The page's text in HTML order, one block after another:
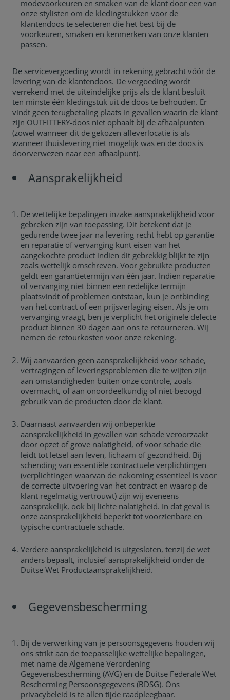
modevoorkeuren en smaken van de klant door een van
onze stylisten om de kledingstukken voor de
klantendoos te selecteren die het best bij de
voorkeuren, smaken en kenmerken van onze klanten
passen.
De servicevergoeding wordt in rekening gebracht vóór de
levering van de klantendoos. De vergoeding wordt
verrekend met de uiteindelijke prijs als de klant besluit
ten minste één kledingstuk uit de doos te behouden. Er
vindt geen terugbetaling plaats in gevallen waarin de klant
zijn OUTFITTERY-doos niet ophaalt bij de afhaalpunten
(zowel wanneer dit de gekozen afleverlocatie is als
wanneer thuislevering niet mogelijk was en de doos is
doorverwezen naar een afhaalpunt).
Aansprakelijkheid
De wettelijke bepalingen inzake aansprakelijkheid voor
gebreken zijn van toepassing. Dit betekent dat je
gedurende twee jaar na levering recht hebt op garantie
en reparatie of vervanging kunt eisen van het
aangekochte product indien dit gebrekkig blijkt te zijn
zoals wettelijk omschreven. Voor gebruikte producten
geldt een garantietermijn van één jaar. Indien reparatie
of vervanging niet binnen een redelijke termijn
plaatsvindt of problemen ontstaan, kun je ontbinding
van het contract of een prijsverlaging eisen. Als je om
vervanging vraagt, ben je verplicht het originele defecte
product binnen 30 dagen aan ons te retourneren. Wij
nemen de retourkosten voor onze rekening.
Wij aanvaarden geen aansprakelijkheid voor schade,
vertragingen of leveringsproblemen die te wijten zijn
aan omstandigheden buiten onze controle, zoals
overmacht, of aan onoordeelkundig of niet-beoogd
gebruik van de producten door de klant.
Daarnaast aanvaarden wij onbeperkte
aansprakelijkheid in gevallen van schade veroorzaakt
door opzet of grove nalatigheid, of voor schade die
leidt tot letsel aan leven, lichaam of gezondheid. Bij
schending van essentiële contractuele verplichtingen
(verplichtingen waarvan de nakoming essentieel is voor
de correcte uitvoering van het contract en waarop de
klant regelmatig vertrouwt) zijn wij eveneens
aansprakelijk, ook bij lichte nalatigheid. In dat geval is
onze aansprakelijkheid beperkt tot voorzienbare en
typische contractuele schade.
Verdere aansprakelijkheid is uitgesloten, tenzij de wet
anders bepaalt, inclusief aansprakelijkheid onder de
Duitse Wet Productaansprakelijkheid.
Gegevensbescherming
Bij de verwerking van je persoonsgegevens houden wij
ons strikt aan de toepasselijke wettelijke bepalingen,
met name de Algemene Verordening
Gegevensbescherming (AVG) en de Duitse Federale Wet
Bescherming Persoonsgegevens (BDSG). Ons
privacybeleid is te allen tijde raadpleegbaar.